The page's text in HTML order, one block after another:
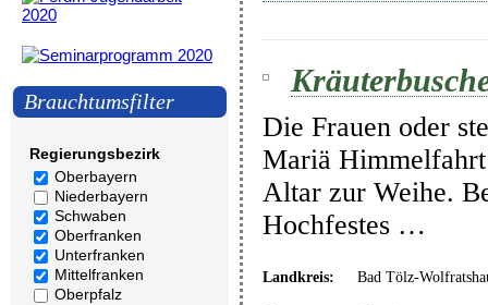
Brauchtumsfilter
Regierungsbezirk
Oberbayern
Niederbayern
Schwaben
Oberfranken
Unterfranken
Mittelfranken
Oberpfalz
Die Frauen oder
Mariä
Altar zur Weihe.
Hochfestes …
Landkreis: Bad Tölz-